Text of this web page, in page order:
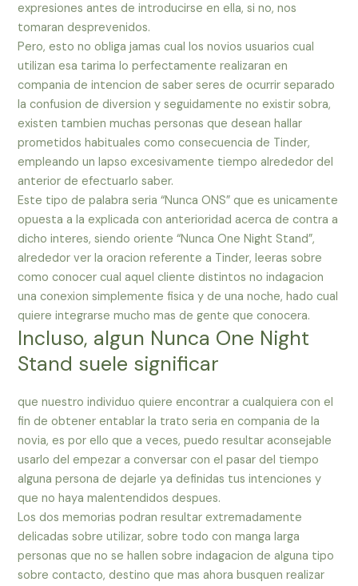
expresiones antes de introducirse en ella, si no, nos
tomaran desprevenidos.
Pero, esto no obliga jamas cual los novios usuarios cual
utilizan esa tarima lo perfectamente realizaran en
compania de intencion de saber seres de ocurrir separado
la confusion de diversion y seguidamente no existir sobra,
existen tambien muchas personas que desean hallar
prometidos habituales como consecuencia de Tinder,
empleando un lapso excesivamente tiempo alrededor del
anterior de efectuarlo saber.
Este tipo de palabra seri­a “Nunca ONS” que es unicamente
opuesta a la explicada con anterioridad acerca de contra a
dicho interes, siendo oriente “Nunca One Night Stand”,
alrededor ver la oracion referente a Tinder, leeras sobre
como conocer cual aquel cliente distintos no indagacion
una conexion simplemente fisica y de una noche, hado cual
quiere integrarse mucho mas de gente que conocera.
Incluso, algun Nunca One Night
Stand suele significar
que nuestro individuo quiere encontrar a cualquiera con el
fin de obtener entablar la trato seria en compania de la
novia, es por ello que a veces, puedo resultar aconsejable
usarlo del empezar a conversar con el pasar del tiempo
alguna persona de dejarle ya definidas tus intenciones y
que no haya malentendidos despues.
Los dos memorias podran resultar extremadamente
delicadas sobre utilizar, sobre todo con manga larga
personas que no se hallen sobre indagacion de alguna tipo
sobre contacto, destino que mas ahora busquen realizar